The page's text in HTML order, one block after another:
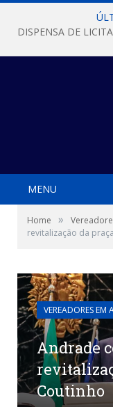
MENU
Home »
revitalização da
VEREADORES EM
Andrade
Coutinho